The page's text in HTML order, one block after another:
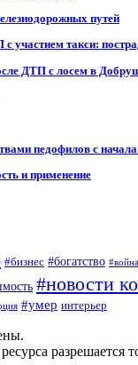
путей
участием такси:
ДТП с лосем в
педофилов с
и применение
#бизнес #богатство #война
#новости
#умер интерьер
разрешается